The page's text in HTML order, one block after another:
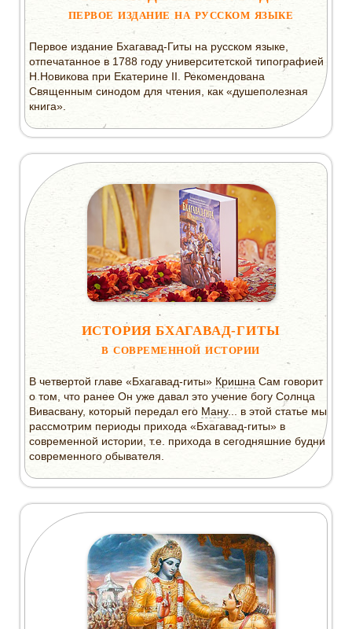
ученые
Перевод Бхагавад-гиты
Первая Бхагавад-Гита
Второе издание Бхагавад-гиты как она
есть
Бхагавад-Гита за два часа
ПЕРВОЕ ИЗДАНИЕ НА РУССКОМ ЯЗЫКЕ
Первое издание Бхагавад-Гиты на русском языке,
отпечатанное в 1788 году университетской типографией
Н.Новикова при Екатерине II. Рекомендована
Священным синодом для чтения, как «душеполезная
книга».
ИСТОРИЯ БХАГАВАД-ГИТЫ
В СОВРЕМЕННОЙ ИСТОРИИ
В четвертой главе «Бхагавад-гиты» Кришна Сам говорит
о том, что ранее Он уже давал это учение богу Солнца
Вивасвану, который передал его Ману... в этой статье мы
рассмотрим периоды прихода «Бхагавад-гиты» в
современной истории, т.е. прихода в сегодняшние будни
современного обывателя.